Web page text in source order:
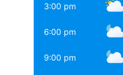
3:00 pm
6:00 pm
9:00 pm